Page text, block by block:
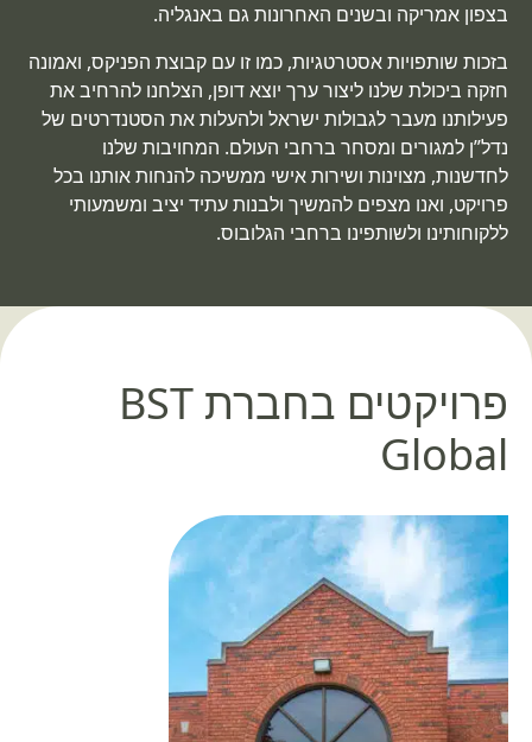
בצפון אמריקה ובשנים האחרונות גם באנגליה.
בזכות שותפויות אסטרטגיות, כמו זו עם קבוצת הפניקס, ואמונה
חזקה ביכולת שלנו ליצור ערך יוצא דופן, הצלחנו להרחיב את
פעילותנו מעבר לגבולות ישראל ולהעלות את הסטנדרטים של
נדל”ן למגורים ומסחר ברחבי העולם. המחויבות שלנו
לחדשנות, מצוינות ושירות אישי ממשיכה להנחות אותנו בכל
פרויקט, ואנו מצפים להמשיך ולבנות עתיד יציב ומשמעותי
ללקוחותינו ולשותפינו ברחבי הגלובוס.
פרויקטים בחברת BST
Global